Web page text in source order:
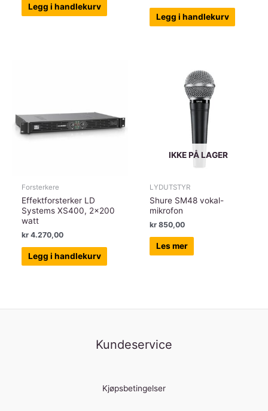
Legg i handlekurv
Legg i handlekurv
Forsterkere
Effektforsterker LD
Systems XS400, 2×200
watt
kr 4.270,00
Legg i handlekurv
IKKE PÅ LAGER
LYDUTSTYR
Shure SM48 vokal-
mikrofon
kr 850,00
Les mer
Kundeservice
Kjøpsbetingelser